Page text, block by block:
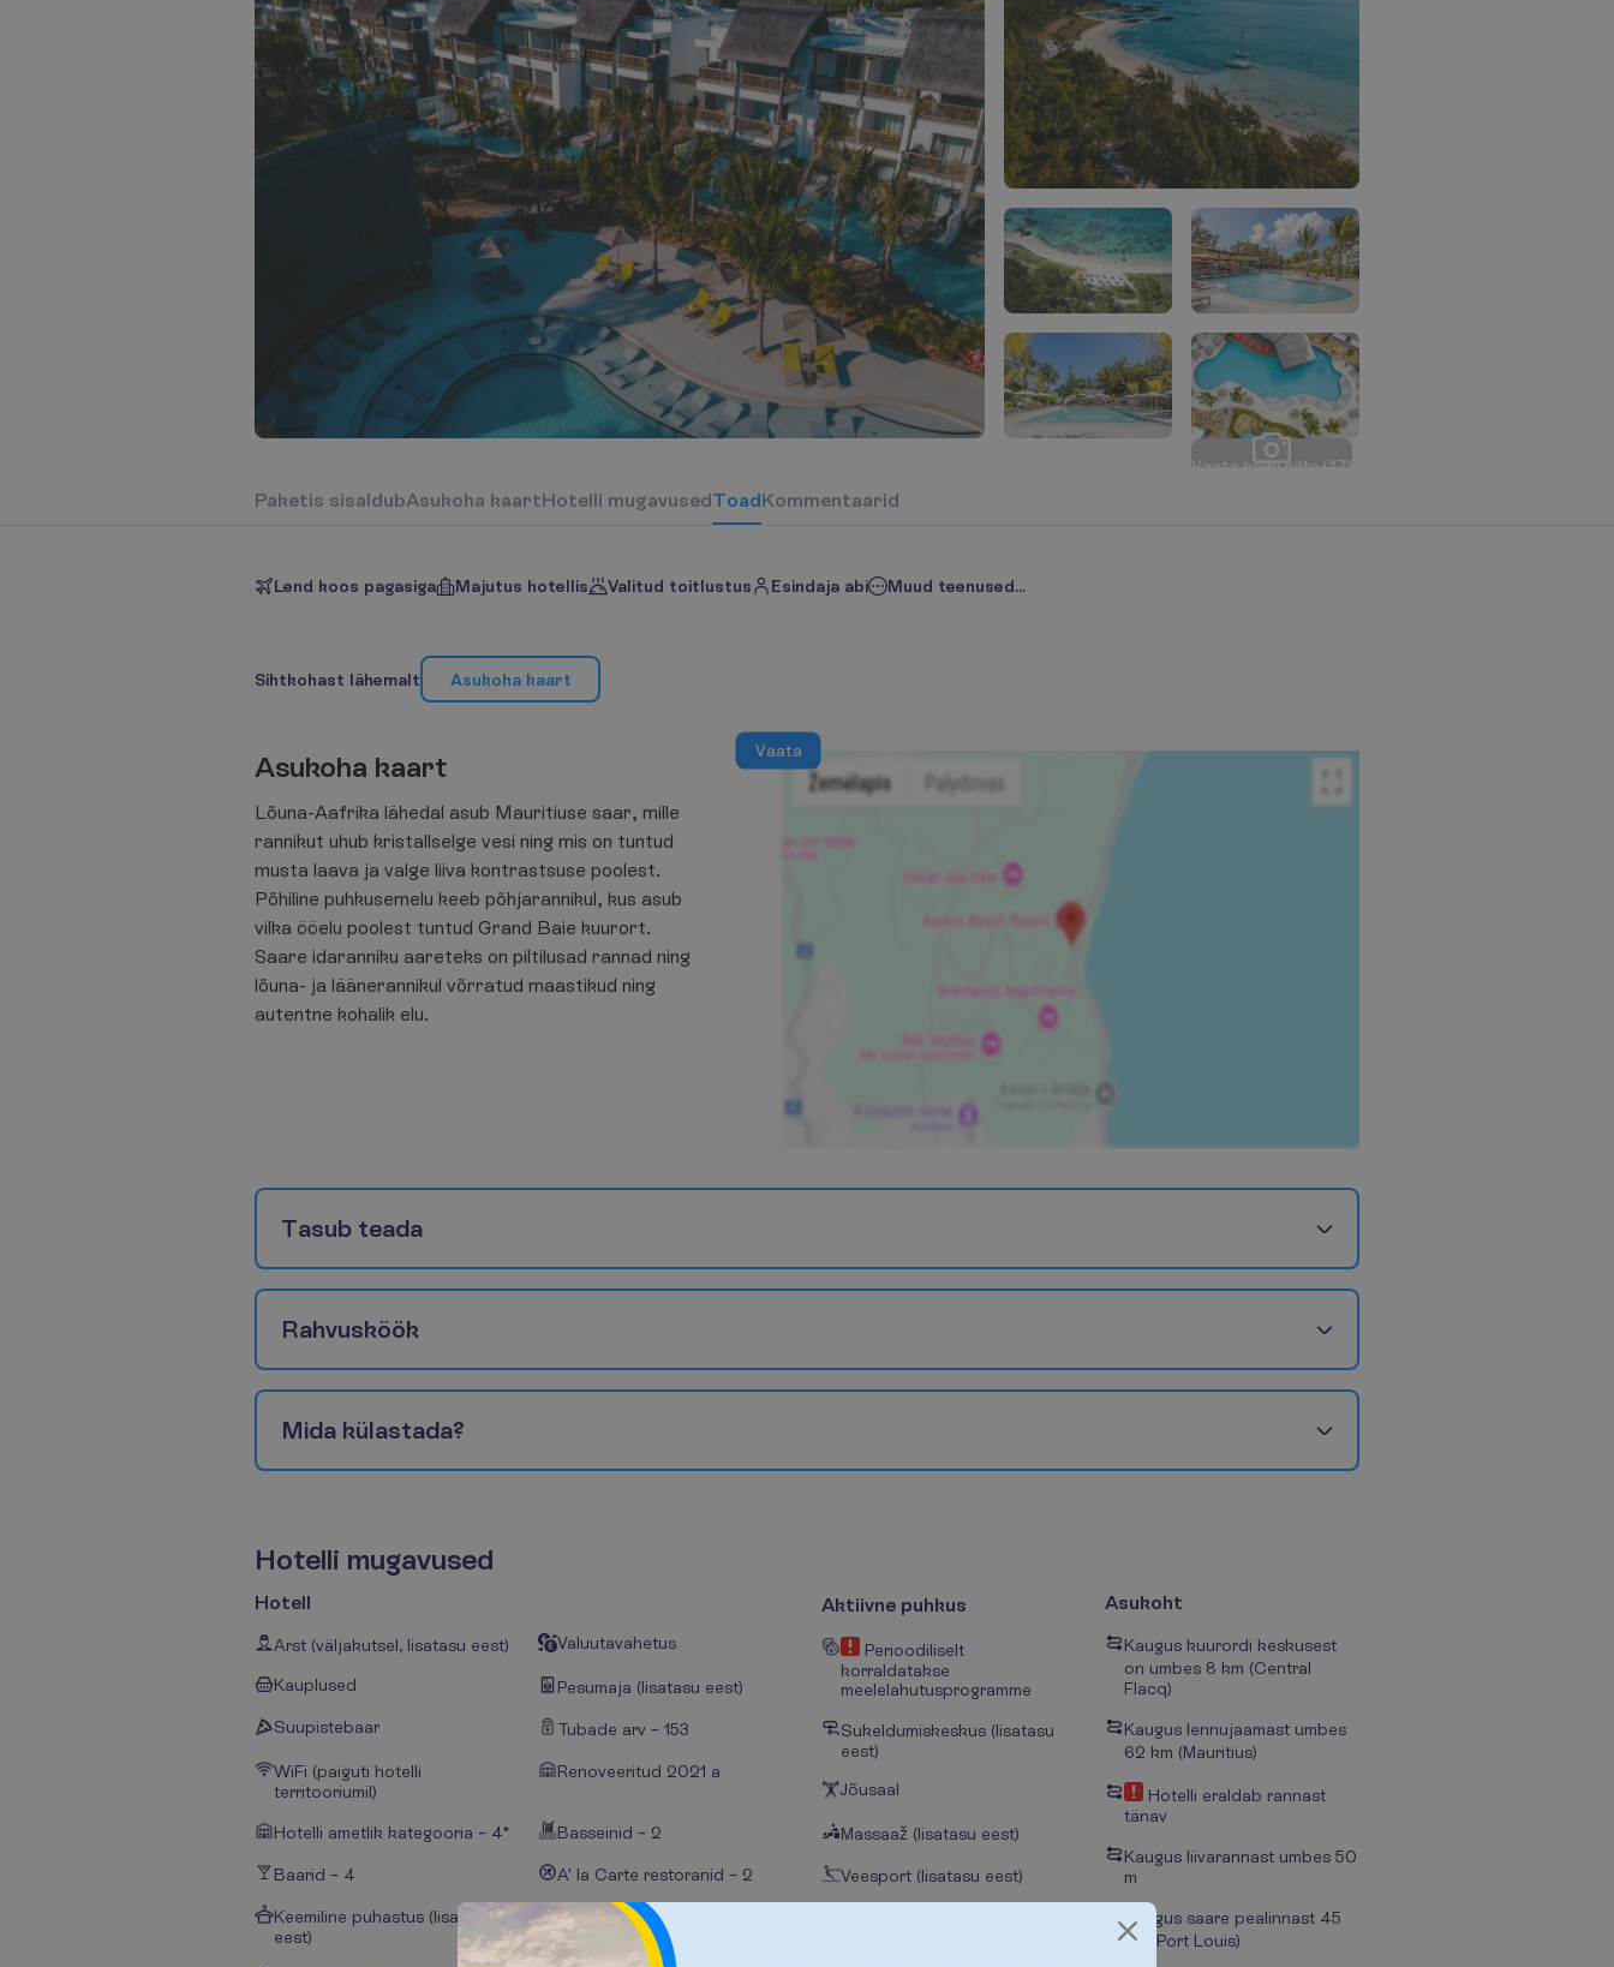
Vaata kõiki pilte (17)
Paketis sisaldubAsukoha kaartHotelli mugavusedToadKommentaarid
Lend koos pagasiga Majutus hotellis Valitud toitlustus Esindaja abi Muud teenused...
Sihtkohast lähemalt Asukoha kaart
Asukoha kaart
Lõuna-Aafrika lähedal asub Mauritiuse saar, mille
rannikut uhub kristallselge vesi ning mis on tuntud
musta laava ja valge liiva kontrastsuse poolest.
Põhiline puhkusemelu keeb põhjarannikul, kus asub
vilka ööelu poolest tuntud Grand Baie kuurort.
Saare idaranniku aareteks on piltilusad rannad ning
lõuna- ja läänerannikul võrratud maastikud ning
autentne kohalik elu.
Vaata
Tasub teada
Rahvusköök
Mida külastada?
Hotelli mugavused
Hotell
Arst (väljakutsel, lisatasu eest) Valuutavahetus
Kauplused Pesumaja (lisatasu eest)
Suupistebaar Tubade arv – 153
WiFi (paiguti hotelli
territooriumil)
Renoveeritud 2021 a
Hotelli ametlik kategooria – 4* Basseinid – 2
Baarid – 4 A' la Carte restoranid – 2
Keemiline puhastus (lisatasu
eest)
Lamamistoolid basseini ääres
Aktiivne puhkus
Perioodiliselt
korraldatakse
meelelahutusprogramme
Sukeldumiskeskus (lisatasu
eest)
Jõusaal
Massaaž (lisatasu eest)
Veesport (lisatasu eest)
Asukoht
Kaugus kuurordi keskusest
on umbes 8 km (Central
Flacq)
Kaugus lennujaamast umbes
62 km (Mauritius)
Hotelli eraldab rannast
tänav
Kaugus liivarannast umbes 50
m
Kaugus saare pealinnast 45
km
(Port Louis)